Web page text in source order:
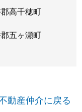
高千穂町
五ヶ瀬町
動産仲介に戻る